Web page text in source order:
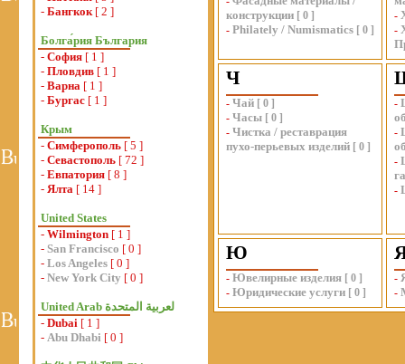
- Бангкок[ 2 ]
Болга́рия България
- София [ 1 ]
- Пловдив [ 1 ]
- Варна [ 1 ]
- Бургас [ 1 ]
Крым
- Симферополь [ 5 ]
- Севастополь [ 72 ]
- Евпатория [ 8 ]
- Ялта [ 14 ]
United States
- Wilmington [ 1 ]
- San Francisco [ 0 ]
- Los Angeles [ 0 ]
- New York City [ 0 ]
- Dubai [ 1 ]
- Abu Dhabi [ 0 ]
конструкции [ 0 ]
- Philately / Numismatics [ 0 ]
-
-
Ч
- Чай [ 0 ]
- Часы [ 0 ]
- Чистка / реставрация
пухо-перьевых изделий [ 0 ]
-
-
-
-
Ю
- Ювелирные изделия [ 0 ]
- Юридические услуги [ 0 ]
-
-